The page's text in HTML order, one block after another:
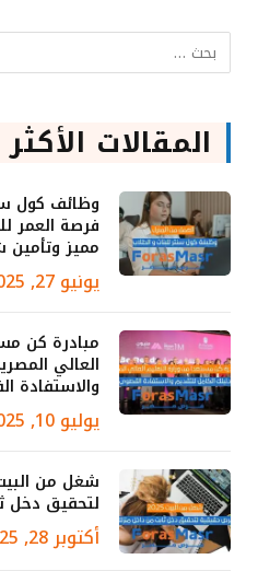
المقالات
وظائف كول
مميز
يونيو 27, 2025
مبادرة كن
العالي
والاستفادة
يوليو 10, 2025
لتحقيق دخل
أكتوبر 28, 2025